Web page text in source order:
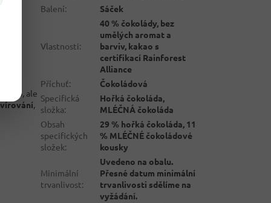
ale
,
Balení: Sáček
Vlastnosti:
40 % čokolády, bez
umělých aromat a
barviv, kakao s
certifikací Rainforest
Alliance
Příchuť:
Čokoládová
Specifická
složka:
Hořká čokoláda,
MLÉČNÁ čokoláda
Obsah
specifických
složek:
29 % hořká čokoláda, 11
% MLÉČNÉ čokoládové
kousky
Minimální
trvanlivost:
Uvedeno na obalu.
Přesné datum minimální
trvanlivosti sdělíme na
vyžádání.